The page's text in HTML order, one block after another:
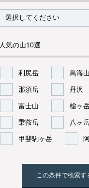
人気の山10選
利尻岳 鳥海山
那須岳 丹沢
富士山 槍ヶ
乗鞍岳 八ヶ
甲斐駒ヶ岳
この条件で検索す